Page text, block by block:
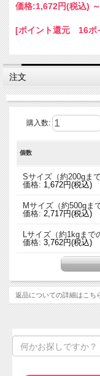
ロ仕様の本格染色
＜ 本商品で染められ
ダスキーグレイ色
ダスキーグレイ色
の雰囲気を表す色
んうつ）なという
みのあるという意味
（参考文献: 色名辞
価格:1,672円(税込) ～
[ポイント還元 16ポ
注文
購入数:
個数
Sサイズ（約200gま
価格: 1,672円(税込)
Mサイズ（約500gま
価格: 2,717円(税込)
Lサイズ（約1kgまで
価格: 3,762円(税込)
返品についての詳細はこち